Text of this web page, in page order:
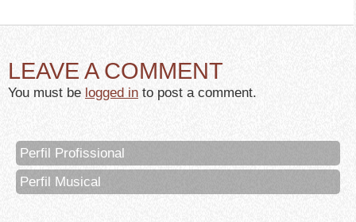
LEAVE A COMMENT
You must be logged in to post a comment.
Perfil Profissional
Perfil Musical